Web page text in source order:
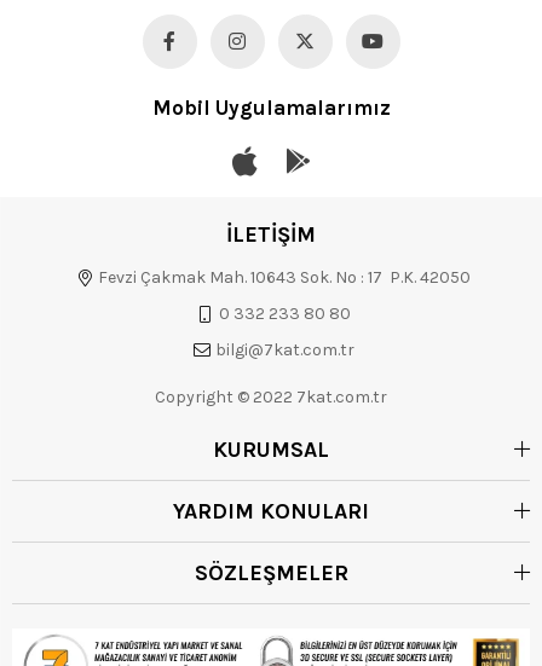
Mobil Uygulamalarımız
İLETİŞİM
Fevzi Çakmak Mah. 10643 Sok. No : 17 P.K. 42050
0 332 233 80 80
bilgi@7kat.com.tr
Copyright © 2022 7kat.com.tr
KURUMSAL
YARDIM KONULARI
SÖZLEŞMELER